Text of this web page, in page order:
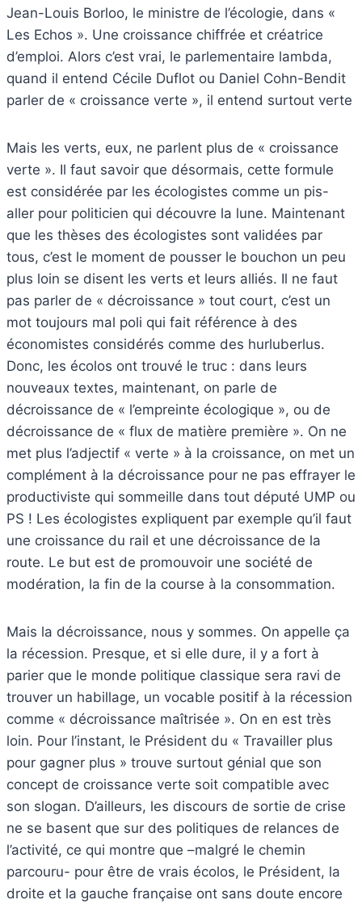
Jean-Louis Borloo, le ministre de l’écologie, dans «
Les Echos ». Une croissance chiffrée et créatrice
d’emploi. Alors c’est vrai, le parlementaire lambda,
quand il entend Cécile Duflot ou Daniel Cohn-Bendit
parler de « croissance verte », il entend surtout verte
Mais les verts, eux, ne parlent plus de « croissance
verte ». Il faut savoir que désormais, cette formule
est considérée par les écologistes comme un pis-
aller pour politicien qui découvre la lune. Maintenant
que les thèses des écologistes sont validées par
tous, c’est le moment de pousser le bouchon un peu
plus loin se disent les verts et leurs alliés. Il ne faut
pas parler de « décroissance » tout court, c’est un
mot toujours mal poli qui fait référence à des
économistes considérés comme des hurluberlus.
Donc, les écolos ont trouvé le truc : dans leurs
nouveaux textes, maintenant, on parle de
décroissance de « l’empreinte écologique », ou de
décroissance de « flux de matière première ». On ne
met plus l’adjectif « verte » à la croissance, on met un
complément à la décroissance pour ne pas effrayer le
productiviste qui sommeille dans tout député UMP ou
PS ! Les écologistes expliquent par exemple qu’il faut
une croissance du rail et une décroissance de la
route. Le but est de promouvoir une société de
modération, la fin de la course à la consommation.
Mais la décroissance, nous y sommes. On appelle ça
la récession. Presque, et si elle dure, il y a fort à
parier que le monde politique classique sera ravi de
trouver un habillage, un vocable positif à la récession
comme « décroissance maîtrisée ». On en est très
loin. Pour l’instant, le Président du « Travailler plus
pour gagner plus » trouve surtout génial que son
concept de croissance verte soit compatible avec
son slogan. D’ailleurs, les discours de sortie de crise
ne se basent que sur des politiques de relances de
l’activité, ce qui montre que –malgré le chemin
parcouru- pour être de vrais écolos, le Président, la
droite et la gauche française ont sans doute encore